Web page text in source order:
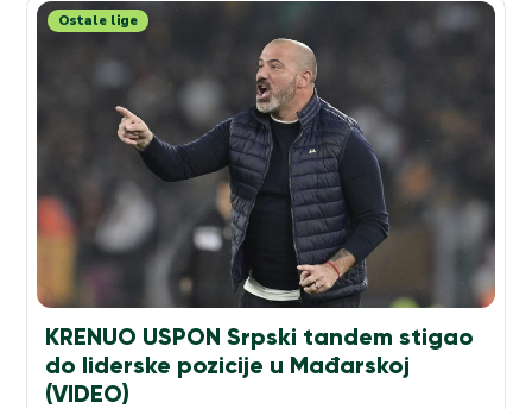
Ostale lige
KRENUO USPON Srpski tandem stigao
do liderske pozicije u Mađarskoj
(VIDEO)